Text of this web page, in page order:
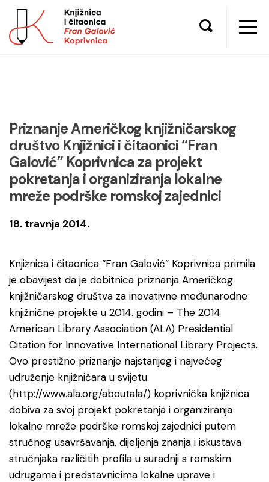
Priznanje Američkog knjižničarskog
društvo Knjižnici i čitaonici “Fran
Galović” Koprivnica za projekt
pokretanja i organiziranja lokalne
mreže podrške romskoj zajednici
18. travnja 2014.
Knjižnica i čitaonica “Fran Galović” Koprivnica primila
je obavijest da je dobitnica priznanja Američkog
knjižničarskog društva za inovativne međunarodne
knjižnične projekte u 2014. godini – The 2014
American Library Association (ALA) Presidential
Citation for Innovative International Library Projects.
Ovo prestižno priznanje najstarijeg i najvećeg
udruženje knjižničara u svijetu
(http://www.ala.org/aboutala/) koprivnička knjižnica
dobiva za svoj projekt pokretanja i organiziranja
lokalne mreže podrške romskoj zajednici putem
stručnog usavršavanja, dijeljenja znanja i iskustava
stručnjaka različitih profila u suradnji s romskim
udrugama i predstavnicima lokalne uprave i